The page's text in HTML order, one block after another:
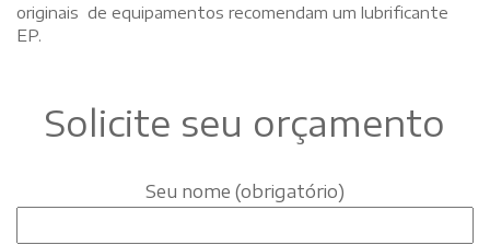
originais de equipamentos recomendam um lubrificante
EP.
Solicite seu orçamento
Seu nome (obrigatório)